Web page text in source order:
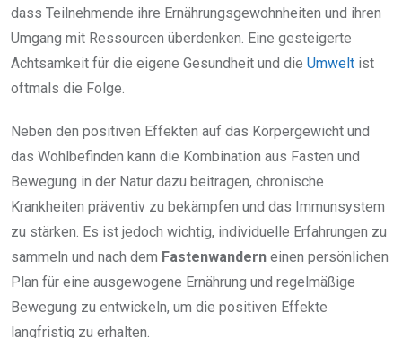
dass Teilnehmende ihre Ernährungsgewohnheiten und ihren
Umgang mit Ressourcen überdenken. Eine gesteigerte
Achtsamkeit für die eigene Gesundheit und die Umwelt ist
oftmals die Folge.
Neben den positiven Effekten auf das Körpergewicht und
das Wohlbefinden kann die Kombination aus Fasten und
Bewegung in der Natur dazu beitragen, chronische
Krankheiten präventiv zu bekämpfen und das Immunsystem
zu stärken. Es ist jedoch wichtig, individuelle Erfahrungen zu
sammeln und nach dem Fastenwandern einen persönlichen
Plan für eine ausgewogene Ernährung und regelmäßige
Bewegung zu entwickeln, um die positiven Effekte
langfristig zu erhalten.